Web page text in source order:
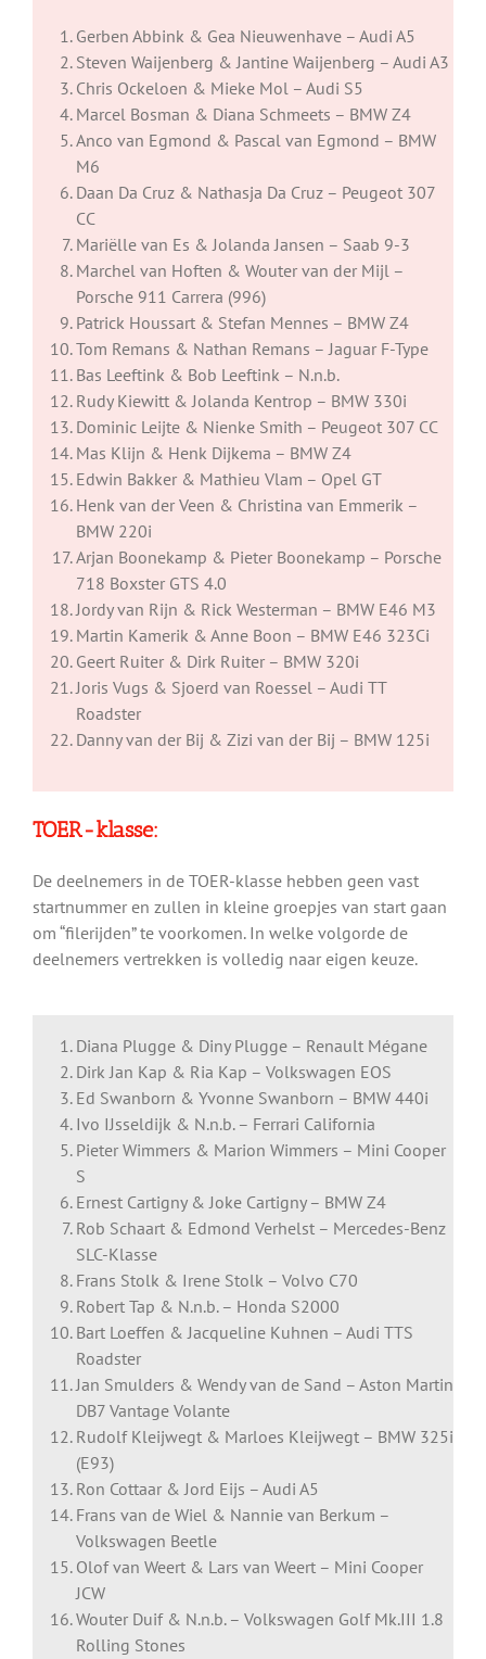
Gerben Abbink & Gea Nieuwenhave – Audi A5
Steven Waijenberg & Jantine Waijenberg – Audi A3
Chris Ockeloen & Mieke Mol – Audi S5
Marcel Bosman & Diana Schmeets – BMW Z4
Anco van Egmond & Pascal van Egmond – BMW
M6
Daan Da Cruz & Nathasja Da Cruz – Peugeot 307
CC
Mariëlle van Es & Jolanda Jansen – Saab 9-3
Marchel van Hoften & Wouter van der Mijl –
Porsche 911 Carrera (996)
Patrick Houssart & Stefan Mennes – BMW Z4
Tom Remans & Nathan Remans – Jaguar F-Type
Bas Leeftink & Bob Leeftink – N.n.b.
Rudy Kiewitt & Jolanda Kentrop – BMW 330i
Dominic Leijte & Nienke Smith – Peugeot 307 CC
Mas Klijn & Henk Dijkema – BMW Z4
Edwin Bakker & Mathieu Vlam – Opel GT
Henk van der Veen & Christina van Emmerik –
BMW 220i
Arjan Boonekamp & Pieter Boonekamp – Porsche
718 Boxster GTS 4.0
Jordy van Rijn & Rick Westerman – BMW E46 M3
Martin Kamerik & Anne Boon – BMW E46 323Ci
Geert Ruiter & Dirk Ruiter – BMW 320i
Joris Vugs & Sjoerd van Roessel – Audi TT
Roadster
Danny van der Bij & Zizi van der Bij – BMW 125i
TOER-klasse:
De deelnemers in de TOER-klasse hebben geen vast
startnummer en zullen in kleine groepjes van start gaan
om “filerijden” te voorkomen. In welke volgorde de
deelnemers vertrekken is volledig naar eigen keuze.
Diana Plugge & Diny Plugge – Renault Mégane
Dirk Jan Kap & Ria Kap – Volkswagen EOS
Ed Swanborn & Yvonne Swanborn – BMW 440i
Ivo IJsseldijk & N.n.b. – Ferrari California
Pieter Wimmers & Marion Wimmers – Mini Cooper
S
Ernest Cartigny & Joke Cartigny – BMW Z4
Rob Schaart & Edmond Verhelst – Mercedes-Benz
SLC-Klasse
Frans Stolk & Irene Stolk – Volvo C70
Robert Tap & N.n.b. – Honda S2000
Bart Loeffen & Jacqueline Kuhnen – Audi TTS
Roadster
Jan Smulders & Wendy van de Sand – Aston Martin
DB7 Vantage Volante
Rudolf Kleijwegt & Marloes Kleijwegt – BMW 325i
(E93)
Ron Cottaar & Jord Eijs – Audi A5
Frans van de Wiel & Nannie van Berkum –
Volkswagen Beetle
Olof van Weert & Lars van Weert – Mini Cooper
JCW
Wouter Duif & N.n.b. – Volkswagen Golf Mk.III 1.8
Rolling Stones